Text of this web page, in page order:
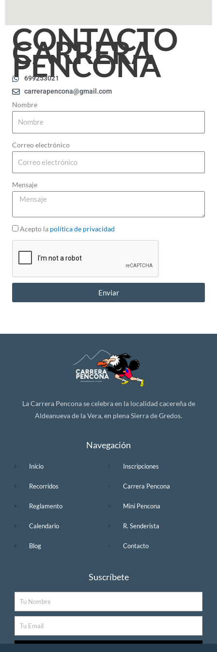
CONTACTO
CARRERA
PENCONA
699253021
carrerapencona@gmail.com
Nombre
Correo electrónico
Mensaje
Acepto la política de privacidad
Enviar
La Carrera Pencona se celebra en la localidad cacereña de
Aldeanueva de la Vera, en plena Sierra de Gredos.
Navegación
Inicio
Recorridos
Reglamento
Calendario
Blog
Inscripciones
Carrera Pencona
Mini Pencona
R. Senderista
Contacto
Suscríbete
Nombre
Email